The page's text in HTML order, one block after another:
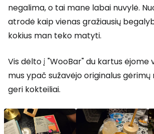
negalima, o tai mane labai nuvylė.
atrodė kaip vienas gražiausių
kokius man teko matyti.
Vis dėlto į "WooBar" du kartus ėjome
mus ypač sužavėjo originalus
geri kokteiliai.